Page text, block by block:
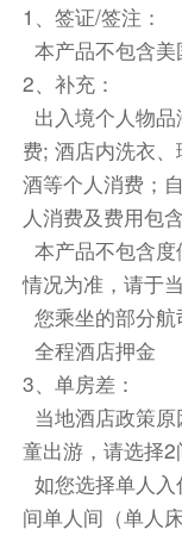
第6天
餐饮
早餐：
中
住宿
第7天 纽约-耶
brach看日落时钟
时）
酒店内早餐
早餐后，开
耶鲁大学可
提供多个酒
酒店”“更多
终入住以您
① 酒店预订
1、签证/签注：
本产品不包含美
2、补充：
出入境个人物
费; 酒店内洗衣
酒等个人消费；
人消费及费用包
本产品不包含
情况为准，请于
您乘坐的部分
全程酒店押金
3、单房差：
当地酒店政策
童出游，请选择2
如您选择单人
间单人间（单人床